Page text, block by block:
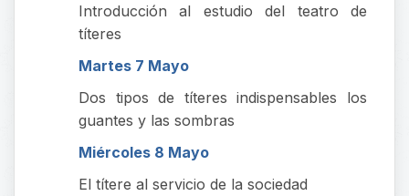
Introducción al estudio del teatro de
títeres
Martes 7 Mayo
Dos tipos de títeres indispensables los
guantes y las sombras
Miércoles 8 Mayo
El títere al servicio de la sociedad